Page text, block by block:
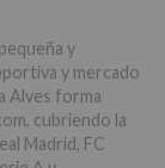
y
y mercado
Alves forma
cubriendo la
Madrid, FC